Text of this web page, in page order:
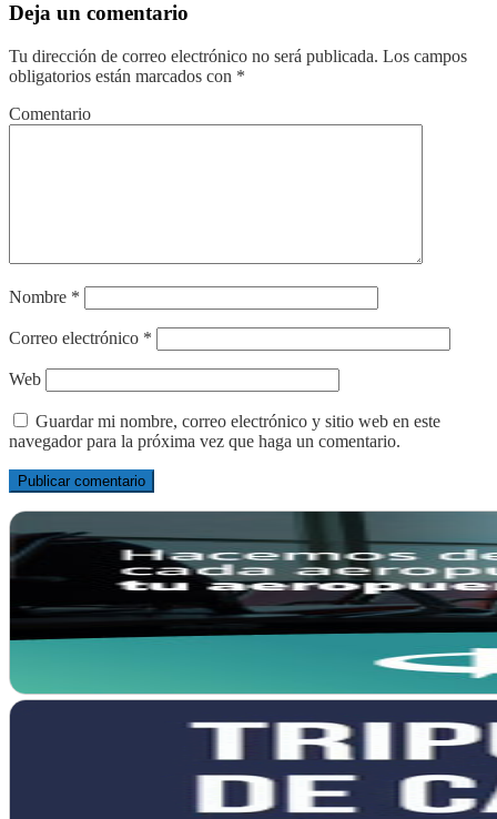
Deja un comentario
Tu dirección de correo electrónico no será publicada. Los campos
obligatorios están marcados con *
Comentario
Nombre *
Correo electrónico *
Web
Guardar mi nombre, correo electrónico y sitio web en este
navegador para la próxima vez que haga un comentario.